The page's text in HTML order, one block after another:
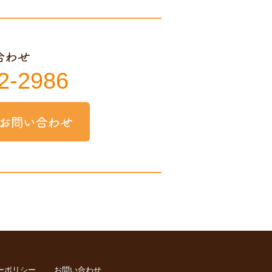
2986
ポリシー お問い合わせ